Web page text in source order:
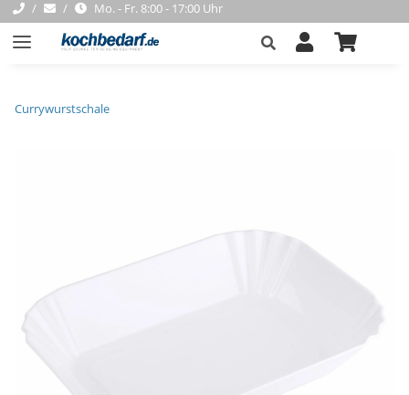
Mo. - Fr. 8:00 - 17:00 Uhr
Currywurstschale